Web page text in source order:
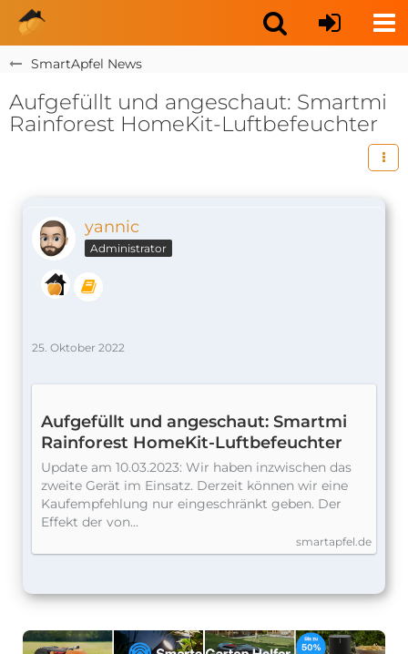
SmartApfel News
Aufgefüllt und angeschaut: Smartmi
Rainforest HomeKit-Luftbefeuchter
yannic
Administrator
25. Oktober 2022
Aufgefüllt und angeschaut: Smartmi
Rainforest HomeKit-Luftbefeuchter
Update am 10.03.2023: Wir haben inzwischen das
zweite Gerät im Einsatz. Derzeit können wir eine
Kaufempfehlung nur eingeschränkt geben. Der
Effekt der von…
smartapfel.de